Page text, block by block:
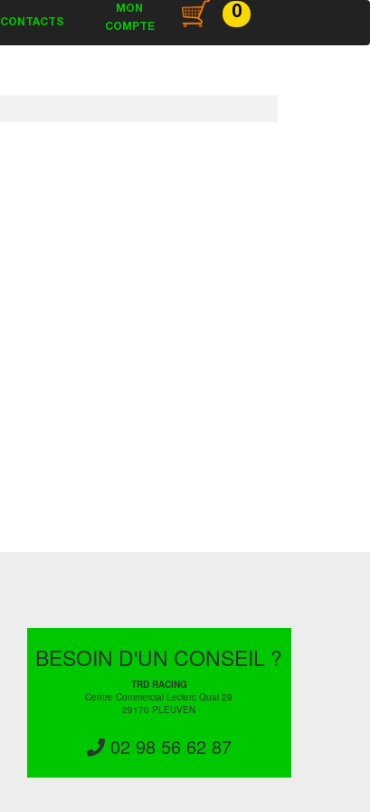
CONTACTS
MON
COMPTE
0
BESOIN D'UN CONSEIL ?
TRD RACING
Centre Commercial Leclerc Quai 29
29170 PLEUVEN
02 98 56 62 87